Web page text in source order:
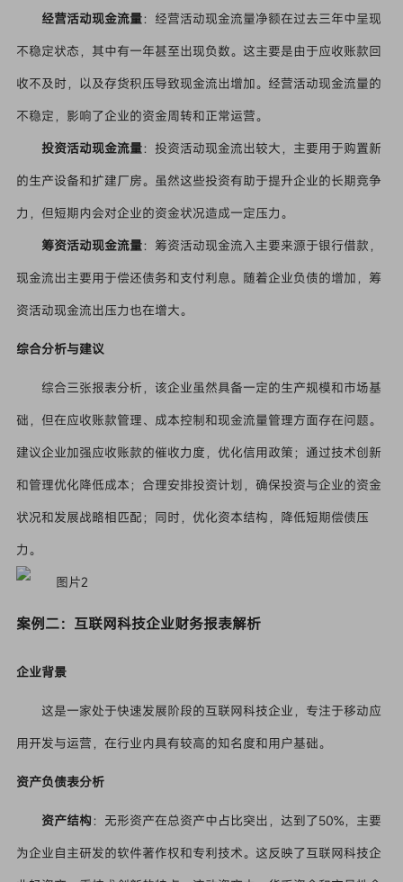
经营活动现金流量：经营活动现金流量净额在过去三年中呈现
不稳定状态，其中有一年甚至出现负数。这主要是由于应收账款回
收不及时，以及存货积压导致现金流出增加。经营活动现金流量的
不稳定，影响了企业的资金周转和正常运营。
投资活动现金流量：投资活动现金流出较大，主要用于购置新
的生产设备和扩建厂房。虽然这些投资有助于提升企业的长期竞争
力，但短期内会对企业的资金状况造成一定压力。
筹资活动现金流量：筹资活动现金流入主要来源于银行借款，
现金流出主要用于偿还债务和支付利息。随着企业负债的增加，筹
资活动现金流出压力也在增大。
综合分析与建议
综合三张报表分析，该企业虽然具备一定的生产规模和市场基
础，但在应收账款管理、成本控制和现金流量管理方面存在问题。
建议企业加强应收账款的催收力度，优化信用政策；通过技术创新
和管理优化降低成本；合理安排投资计划，确保投资与企业的资金
状况和发展战略相匹配；同时，优化资本结构，降低短期偿债压
力。
案例二：互联网科技企业财务报表解析
企业背景
这是一家处于快速发展阶段的互联网科技企业，专注于移动应
用开发与运营，在行业内具有较高的知名度和用户基础。
资产负债表分析
资产结构 ：无形资产在总资产中占比突出，达到了50%，主要
为企业自主研发的软件著作权和专利技术。这反映了互联网科技企